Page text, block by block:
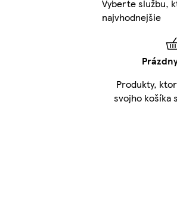
Vyberte službu,
najvhodnejšie
Produkty,
svojho košíka